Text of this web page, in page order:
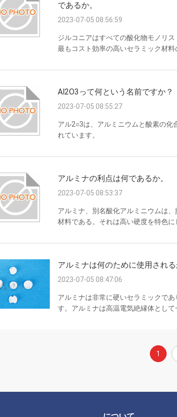
であるか。
2023-07-05 08:56:59
ジルコニアはすべての酸化物モノリ
最もコスト効率の高いセラミック材
ある程度組み合わせています。した
Al2O3って何という名前ですか？
2023-07-05 08:55:27
アル2○3は、アルミニウムと酸素の
れています。
アルミナの利点は何であるか。
2023-07-05 08:53:37
アルミナ、別名酸化アルミニウムは
材料である。それは高い硬度を特色
にさせる。アルミナは高温安定性に
力–アルミナは1650°Cまで酸化し、減
アルミナは何のために使用される
2023-07-05 08:47:06
アルミナは非常に硬いセラミックで
す。アルミナは高温電気絶縁体とし
使用されます。アルミナは、高温で
る耐性が必要な用途に最適です。ア
絶縁体 高圧絶縁体 レーザー管 機械
スル ローラーベアリングとボールベ
1